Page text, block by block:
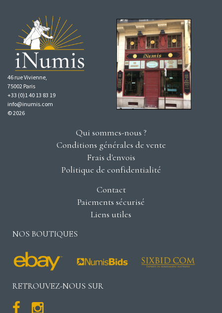
46 rue Vivienne,
75002 Paris
+33 (0)1 40 13 83 19
info@inumis.com
© 2026
Qui sommes-nous ?
Conditions générales de vente
Frais d'envois
Politique de confidentialité
Contact
Paiements sécurisé
Liens utiles
NOS BOUTIQUES
RETROUVEZ-NOUS SUR